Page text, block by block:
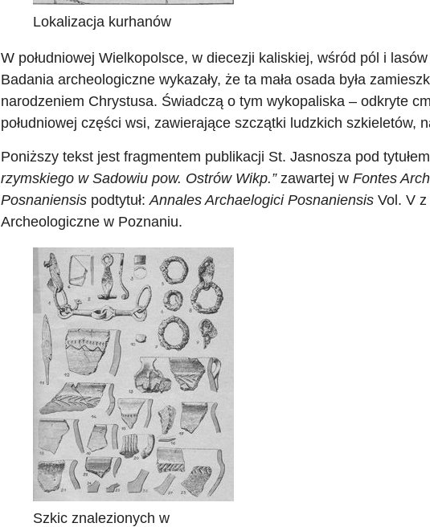
Lokalizacja kurhanów
W południowej Wielkopolsce, w diecezji kaliskiej, wśród pól i
Badania archeologiczne wykazały, że ta mała osada była
narodzeniem Chrystusa. Świadczą o tym wykopaliska – odkryte
południowej części wsi, zawierające szczątki ludzkich szkieletów,
Poniższy tekst jest fragmentem publikacji St. Jasnosza pod
rzymskiego w Sadowiu pow. Ostrów Wikp.”zawartej w Fontes
Posnaniensispodtytuł: Annales Archaelogici PosnaniensisVol. V z
Archeologiczne w Poznaniu.
Szkic znalezionych w